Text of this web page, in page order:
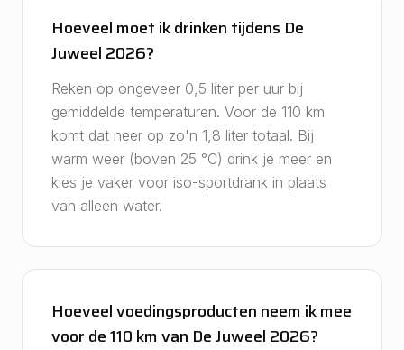
Hoeveel moet ik drinken tijdens De
Juweel 2026?
Reken op ongeveer 0,5 liter per uur bij
gemiddelde temperaturen. Voor de 110 km
komt dat neer op zo'n 1,8 liter totaal. Bij
warm weer (boven 25 °C) drink je meer en
kies je vaker voor iso-sportdrank in plaats
van alleen water.
Hoeveel voedingsproducten neem ik mee
voor de 110 km van De Juweel 2026?